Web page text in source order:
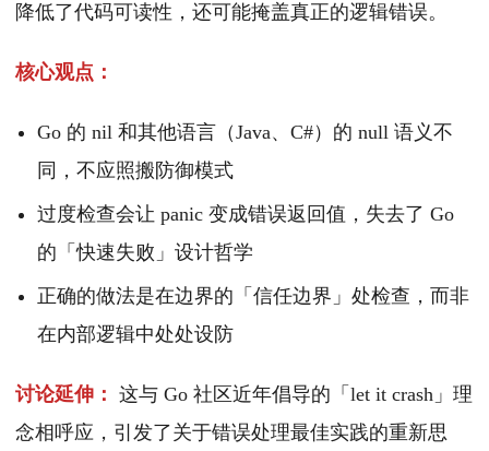
降低了代码可读性，还可能掩盖真正的逻辑错误。
核心观点：
Go 的 nil 和其他语言（Java、C#）的 null 语义不
同，不应照搬防御模式
过度检查会让 panic 变成错误返回值，失去了 Go
的「快速失败」设计哲学
正确的做法是在边界的「信任边界」处检查，而非
在内部逻辑中处处设防
讨论延伸： 这与 Go 社区近年倡导的「let it crash」理
念相呼应，引发了关于错误处理最佳实践的重新思